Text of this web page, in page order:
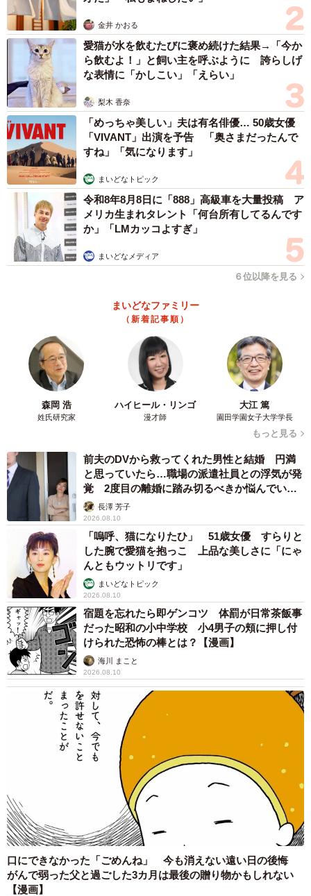
3/6
乾麺は同じ長さに切って束ねて、と40分ほどで制作。「ここからペペロ
ンチーノに丸く盛り付けるのが、かなり苦労しました」と話す仙名
器も全て手作りで彼女のセンスが活かされている。「パス
タの皿は石の粉の粘土を使い、油性ペンで着色してニスを
塗ったり。最近は電動のミニろくろを使い、オーブンで焼
いて陶器のように仕上げ、ラーメンのどんぶりなどに活用
しています。机に置いたとき、トントンと音がするほうが
本物っぽいですし、ある程度の重さがあるほうがいいなと
思って。それもまた集中できて楽しいです！」と、どんど
んバリエーションが広がっている。
4/6
「今後はフードだけではなく、大きな作品にも挑戦してみたい」と展望
を語る仙名彩世
金井 かおる
愛猫が水を飲むたびに褒め続けた結果→「今か
ら飲むよ！」と飼い主を呼ぶように 誇らしげ
な表情に「かしこい」「えらい」
梨木 香奈
「めっちゃ美しい」夫は有名俳優… 50歳女優
「VIVANT」出演を予告 「奥さまだったんで
すね」「気になります」
まいどなトピック
令和8年8月8日に「888」高級車を大量投稿 ア
メリカ生まれタレント「何台所有してるんです
か」「LMカッコよすぎ」
まいどなメディア
６位以降を見る
まいどなファミリー
（新着記事順）
森岡 浩
姓氏研究家
ハイヒール・リンゴ
漫才師
大江 篤
園田学園女子大学学長
もっと見る
前夫のDVから救ってくれた男性と結婚 円満
と思っていたら…職場の派遣社員との浮気が発
覚 2度目の離婚に踏み切るべきか悩んでいま
す【夫婦関係修復カウンセラーが解説】
長澤 芳子
2026.08.10
「嗚呼、猫になりたひ」 51歳女優 すらりと
した腕で愛猫を抱っこ 上品な美しさに「にゃ
んともウットリです」
まいどなトピック
2026.08.10
宿題を忘れたら即ゲンコツ 体罰が日常茶飯事
だった昭和の小中学校 小4男子の頬に押し付
けられた恐怖の棒とは？【漫画】
海川 まこと
2026.08.10
口にできなかった「ごめんね」 今も消えない遠い日の後悔
がんで弱った父と過ごした3カ月は最後の贈り物かもしれない
【漫画】